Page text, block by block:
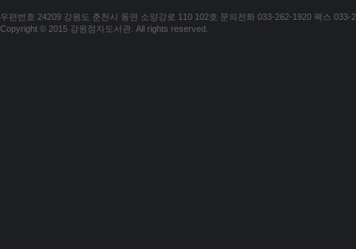
우편번호 24209 강원도 춘천시 동면 소양강로 110 102호 문의전화 033-262-1920 팩스 033-
Copyright © 2015 강원점자도서관. All rights reserved.